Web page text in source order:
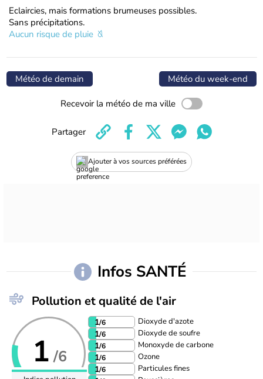
Eclaircies, mais formations brumeuses possibles.
Sans précipitations.
Aucun risque de pluie
Météo de demain Météo du week-end
Recevoir la météo de ma ville
Ajouter à vos sources préférées
Partager
Infos SANTÉ
Pollution et qualité de l'air
1 /6
1/6 Dioxyde d'azote
1/6 Dioxyde de soufre
1/6 Monoxyde de carbone
1/6 Ozone
1/6 Particules fines